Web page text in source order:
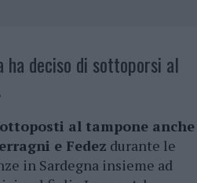
ha deciso di sottoporsi al
al tampone anche
e Fedez durante le
in Sardegna insieme ad